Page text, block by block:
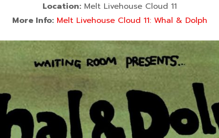
Location:Melt Livehouse Cloud 11
More Info: Melt Livehouse Cloud 11: Whal & Dolph